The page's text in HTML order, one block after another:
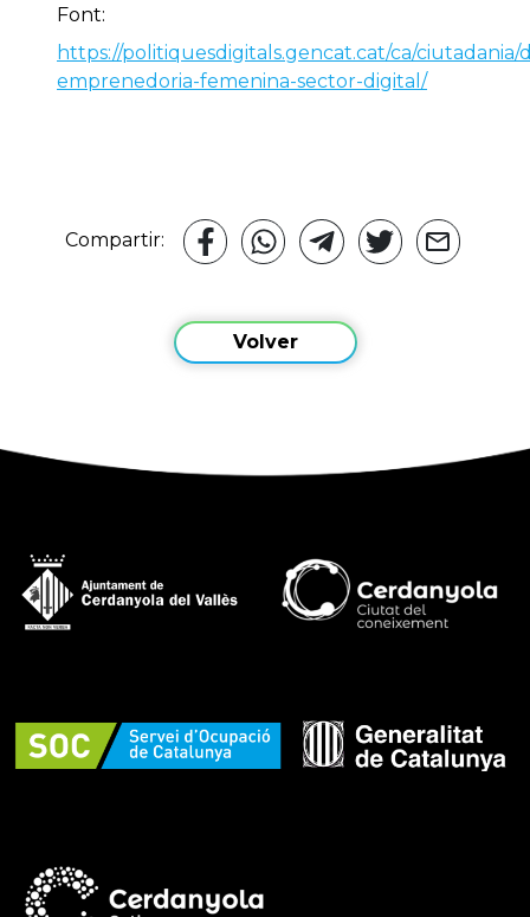
Font:
https://politiquesdigitals.gencat.cat/ca/ciutadania/
emprenedoria-femenina-sector-digital/
Compartir:
Volver